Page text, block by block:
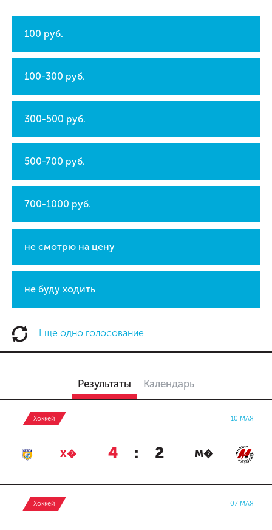
100 руб.
100-300 руб.
300-500 руб.
500-700 руб.
700-1000 руб.
не смотрю на цену
не буду ходить
Еще одно голосование
Результаты Календарь
Хоккей 10 МАЯ
Х� 4 : 2 М�
Хоккей 07 МАЯ